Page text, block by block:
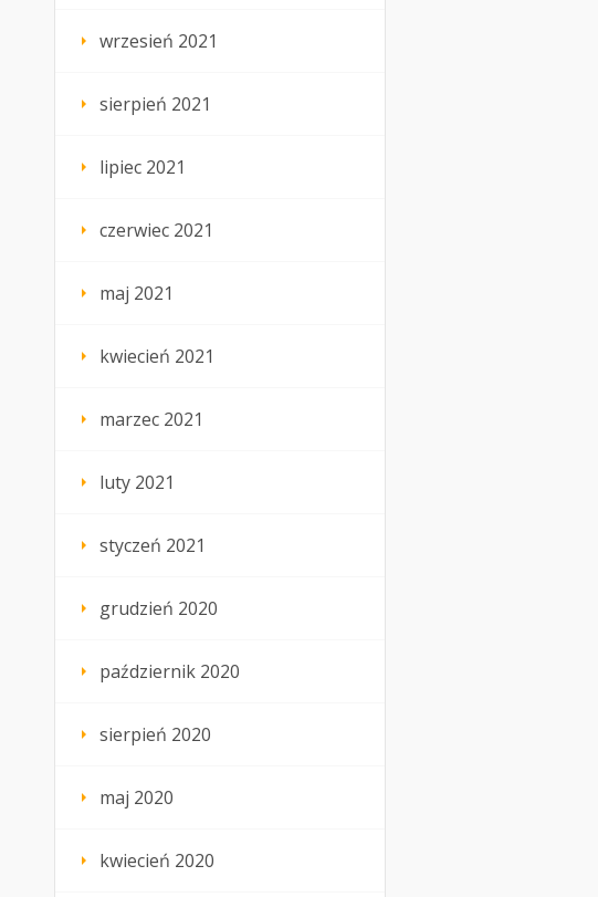
wrzesień 2021
sierpień 2021
lipiec 2021
czerwiec 2021
maj 2021
kwiecień 2021
marzec 2021
luty 2021
styczeń 2021
grudzień 2020
październik 2020
sierpień 2020
maj 2020
kwiecień 2020